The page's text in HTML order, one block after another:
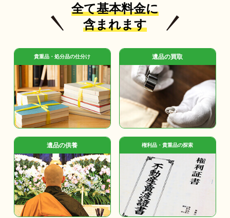
全て基本料金に
含まれます
貴重品・処分品の仕分け 遺品の買取
遺品の供養 権利品・貴重品の探索